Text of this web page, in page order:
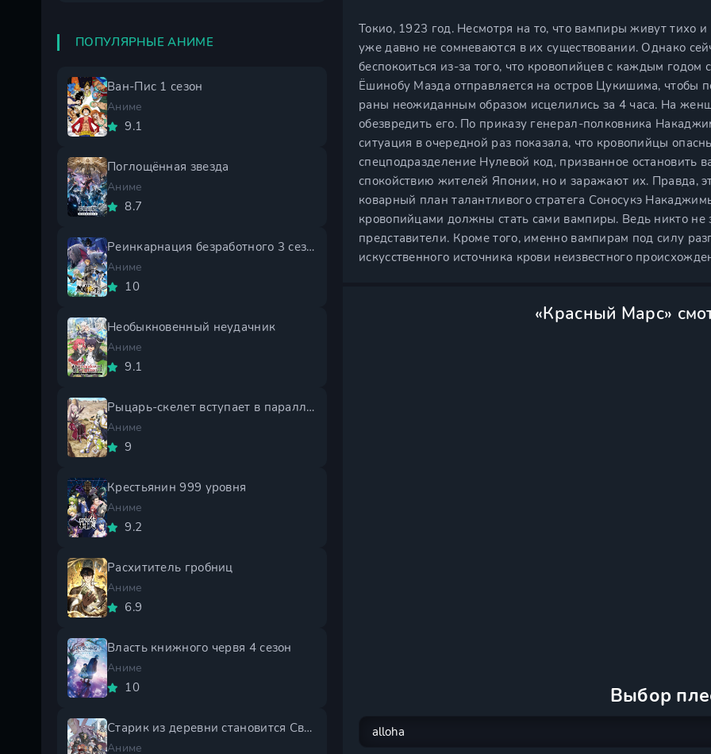
Токио, 1923 год. Несмотря на то, что вампиры живут тихо
уже давно не сомневаются в их существовании. Однако
беспокоиться из-за того, что кровопийцев с каждым
Ёшинобу Маэда отправляется на остров Цукишима, чтобы
раны неожиданным образом исцелились за 4 часа. На
обезвредить его. По приказу генерал-полковника
ситуация в очередной раз показала, что кровопийцы
спецподразделение Нулевой код, призванное остановить
спокойствию жителей Японии, но и заражают их. Правда,
коварный план талантливого стратега Соносукэ
кровопийцами должны стать сами вампиры. Ведь никто не
представители. Кроме того, именно вампирам под силу
искусственного источника крови неизвестного
«Красный Марс»
Выбор
ПОПУЛЯРНЫЕ АНИМЕ
Ван-Пис 1 сезон
Аниме
9.1
Поглощённая звезда
Аниме
8.7
Реинкарнация безработного 3 сезон
Аниме
10
Необыкновенный неудачник
Аниме
9.1
Рыцарь-скелет вступает в параллельный мир 2 сезон
Аниме
9
Крестьянин 999 уровня
Аниме
9.2
Расхититель гробниц
Аниме
6.9
Власть книжного червя 4 сезон
Аниме
10
Старик из деревни становится Святым мечом 2 сезон
Аниме